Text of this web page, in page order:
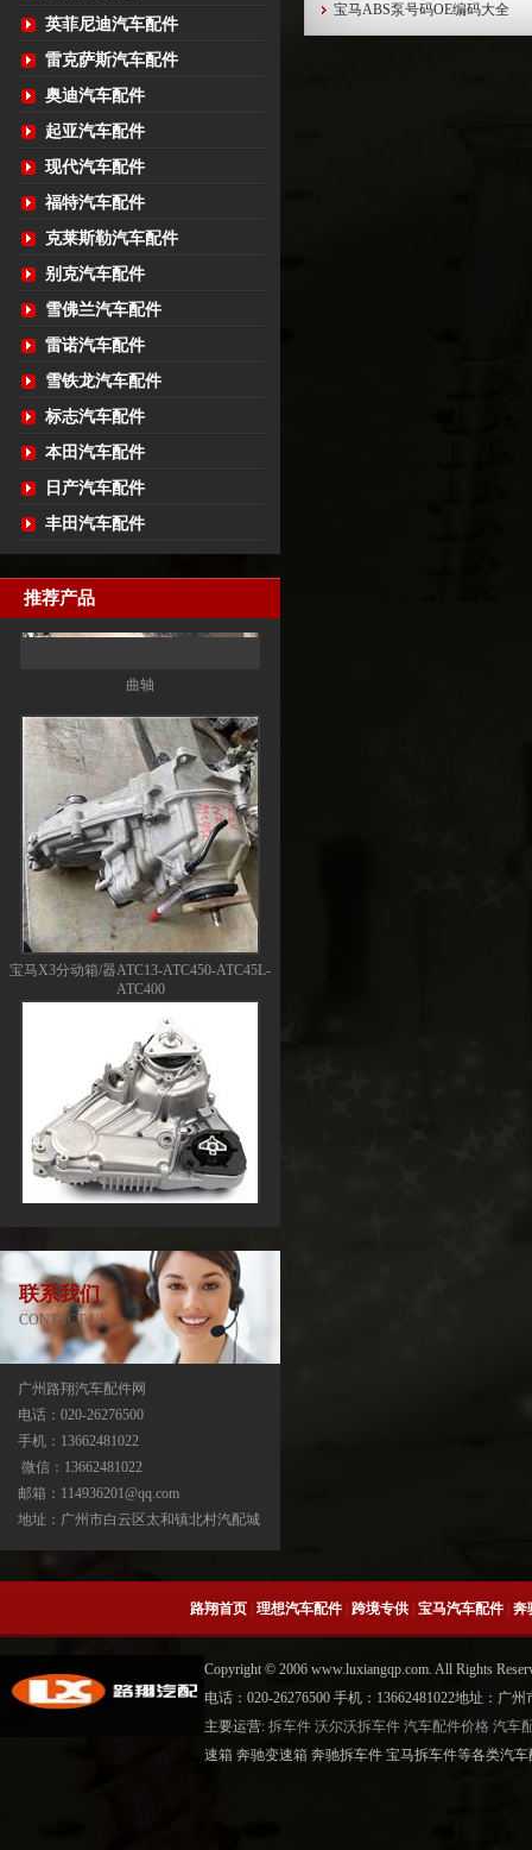
英菲尼迪汽车配件
雷克萨斯汽车配件
奥迪汽车配件
起亚汽车配件
现代汽车配件
福特汽车配件
克莱斯勒汽车配件
别克汽车配件
雪佛兰汽车配件
雷诺汽车配件
雪铁龙汽车配件
标志汽车配件
本田汽车配件
日产汽车配件
丰田汽车配件
推荐产品
宝马X3分动箱/器ATC13-ATC450-ATC45L-
ATC400
宝马X5分动箱/器-ATC500-ATC700-
ATC45L-ATC450-ATC13
中缸
联系我们
CONTACT US
广州路翔汽车配件网
电话：020-26276500
手机：13662481022
微信：13662481022
邮箱：114936201@qq.com
地址：广州市白云区太和镇北村汽配城
宝马ABS泵号码OE编码大全
路翔首页 理想汽车配件 跨境专供 宝马汽车配件 奔
Copyright © 2006 www.luxiangqp.com. All Rights
电话：020-26276500 手机：13662481022地址：广
主要运营: 拆车件 沃尔沃拆车件 汽车配件价格 汽车
速箱 奔驰变速箱 奔驰拆车件 宝马拆车件等各类汽车